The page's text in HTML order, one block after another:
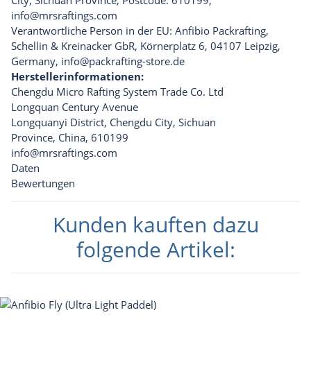
info@mrsraftings.com
Verantwortliche Person in der EU: Anfibio Packrafting,
Schellin & Kreinacker GbR, Körnerplatz 6, 04107 Leipzig,
Germany, info@packrafting-store.de
Herstellerinformationen:
Chengdu Micro Rafting System Trade Co. Ltd
Longquan Century Avenue
Longquanyi District, Chengdu City, Sichuan
Province, China, 610199
info@mrsraftings.com
Daten
Bewertungen
Kunden kauften dazu
folgende Artikel: